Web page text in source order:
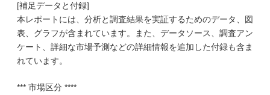
[補足データと付録]
本レポートには、分析と調査結果を実証するためのデータ、図
表、グラフが含まれています。また、データソース、調査アン
ケート、詳細な市場予測などの詳細情報を追加した付録も含ま
れています。
*** 市場区分 ****